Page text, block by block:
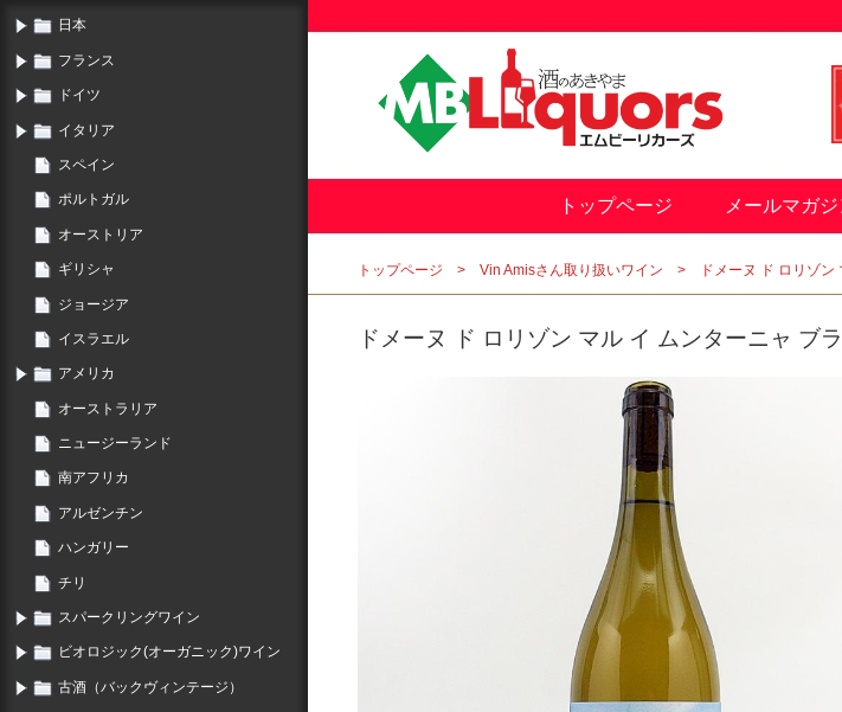
日本
フランス
ドイツ
イタリア
スペイン
ポルトガル
オーストリア
ギリシャ
ジョージア
イスラエル
アメリカ
オーストラリア
ニュージーランド
南アフリカ
アルゼンチン
ハンガリー
チリ
スパークリングワイン
ビオロジック(オーガニック)ワイン
古酒（バックヴィンテージ）
トップページ メールマガジ
トップページ Vin Amisさん取り扱いワイン ドメーヌ ド ロリゾ
ドメーヌ ド ロリゾン マル イ ムンターニャ ブ